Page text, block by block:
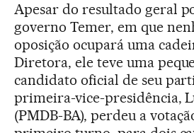
Apesar do resultado geral
governo Temer, em que
oposição ocupará uma
Diretora, ele teve uma
candidato oficial de seu
primeira-vice-presidência,
(PMDB-BA), perdeu a